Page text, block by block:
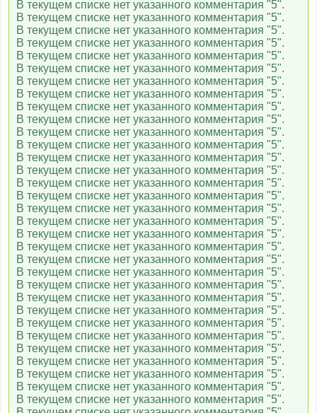
Карусель
Радость моя
Gulli
Ani
Tiji
Мульт
Nick Jr
1HD
ТНТ MUSIC
В текущем списке нет указанного комментария "5".
В текущем списке нет указанного комментария "5".
В текущем списке нет указанного комментария "5".
В текущем списке нет указанного комментария "5".
В текущем списке нет указанного комментария "5".
В текущем списке нет указанного комментария "5".
В текущем списке нет указанного комментария "5".
В текущем списке нет указанного комментария "5".
В текущем списке нет указанного комментария "5".
В текущем списке нет указанного комментария "5".
В текущем списке нет указанного комментария "5".
В текущем списке нет указанного комментария "5".
В текущем списке нет указанного комментария "5".
В текущем списке нет указанного комментария "5".
В текущем списке нет указанного комментария "5".
В текущем списке нет указанного комментария "5".
В текущем списке нет указанного комментария "5".
В текущем списке нет указанного комментария "5".
В текущем списке нет указанного комментария "5".
В текущем списке нет указанного комментария "5".
В текущем списке нет указанного комментария "5".
В текущем списке нет указанного комментария "5".
В текущем списке нет указанного комментария "5".
В текущем списке нет указанного комментария "5".
В текущем списке нет указанного комментария "5".
В текущем списке нет указанного комментария "5".
В текущем списке нет указанного комментария "5".
В текущем списке нет указанного комментария "5".
В текущем списке нет указанного комментария "5".
В текущем списке нет указанного комментария "5".
В текущем списке нет указанного комментария "5".
В текущем списке нет указанного комментария "5".